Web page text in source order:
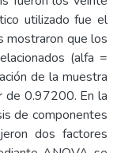
utilizado fue el
mostraron que los
(alfa =
de la muestra
de 0.97200. En la
de componentes
dos factores